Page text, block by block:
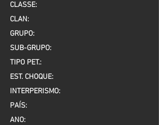
CLASSE:
CLAN:
GRUPO:
SUB-GRUPO:
TIPO PET.:
EST. CHOQUE:
INTERPERISMO:
PAÍS:
ANO: